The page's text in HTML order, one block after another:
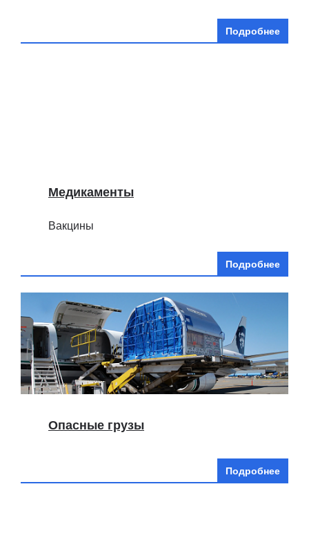
Подробнее
Медикаменты
Вакцины
Подробнее
Опасные грузы
Подробнее